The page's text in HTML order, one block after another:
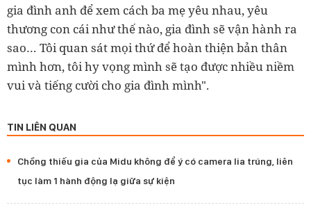
gia đình anh để xem cách ba mẹ yêu nhau, yêu
thương con cái như thế nào, gia đình sẽ vận hành ra
sao… Tôi quan sát mọi thứ để hoàn thiện bản thân
mình hơn, tôi hy vọng mình sẽ tạo được nhiều niềm
vui và tiếng cười cho gia đình mình".
TIN LIÊN QUAN
Chồng thiếu gia của Midu không để ý có camera lia trúng, liên
tục làm 1 hành động lạ giữa sự kiện